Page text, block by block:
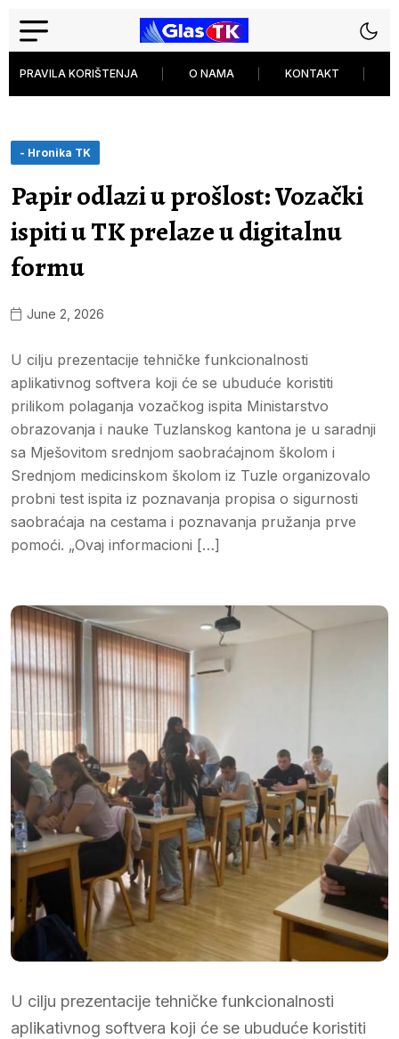
PRAVILA KORIŠTENJA O NAMA KONTAKT
- Hronika TK
Papir odlazi u prošlost: Vozački
ispiti u TK prelaze u digitalnu
formu
June 2, 2026
U cilju prezentacije tehničke funkcionalnosti
aplikativnog softvera koji će se ubuduće koristiti
prilikom polaganja vozačkog ispita Ministarstvo
obrazovanja i nauke Tuzlanskog kantona je u saradnji
sa Mješovitom srednjom saobraćajnom školom i
Srednjom medicinskom školom iz Tuzle organizovalo
probni test ispita iz poznavanja propisa o sigurnosti
saobraćaja na cestama i poznavanja pružanja prve
pomoći. „Ovaj informacioni […]
U cilju prezentacije tehničke funkcionalnosti
aplikativnog softvera koji će se ubuduće koristiti